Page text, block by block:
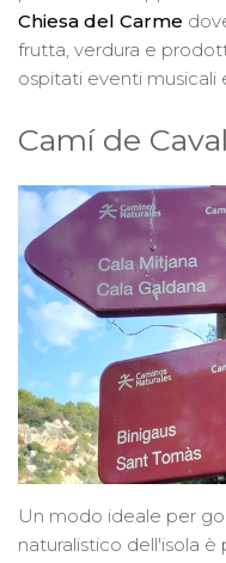
Chiesa del Carme
frutta, verdura e
ospitati eventi musicali
Camí de
Un modo ideale per
naturalistico dell'isola